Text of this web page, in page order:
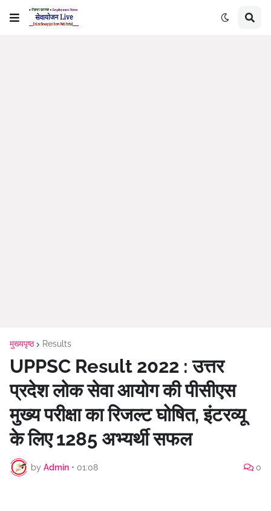
मुख्यपृष्ठ Results
UPPSC Result 2022 : उत्तर
प्रदेश लोक सेवा आयोग की पीसीएस
मुख्य परीक्षा का रिजल्ट घोषित, इंटरव्यू
के लिए 1285 अभ्यर्थी सफल
by Admin • 01:08 0